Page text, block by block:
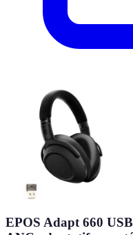
EPOS Adapt 660